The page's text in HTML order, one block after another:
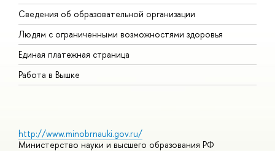
Сведения об образовательной организации
Людям с ограниченными возможностями здоровья
Единая платежная страница
Работа в Вышке
http://www.minobrnauki.gov.ru/
Министерство науки и высшего образования РФ